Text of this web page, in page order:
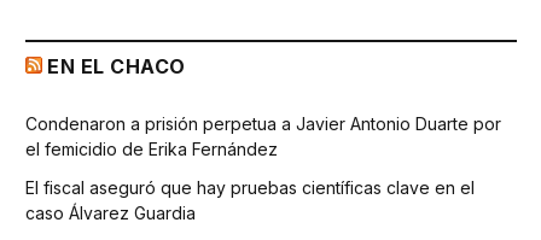
EN EL CHACO
Condenaron a prisión perpetua a Javier Antonio Duarte por
el femicidio de Erika Fernández
El fiscal aseguró que hay pruebas científicas clave en el
caso Álvarez Guardia